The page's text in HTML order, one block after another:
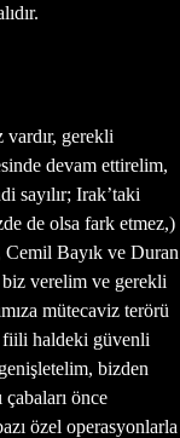
gerekli
devam ettirelim,
sayılır; Irak’taki
de olsa fark etmez,)
Cemil Bayık ve Duran
verelim ve gerekli
mütecaviz terörü
haldeki güvenli
bizden
önce
özel operasyonlarla